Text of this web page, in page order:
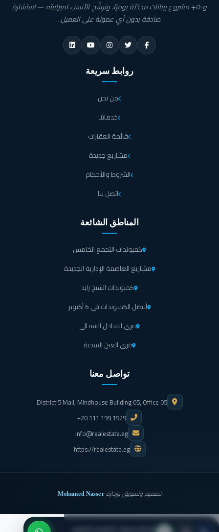
و٥٠٠+ مشروع ببيانات محدّثة يوميًا، ونرشّح الأنسب لميزانيته — استشارة
صادقة بدون أي عمولة على العميل.
روابط سريعة
من نحن
خدماتنا
قائمة العقارات
مشاريع جديدة
الشروط والأحكام
اتصل بنا
المناطق الشائعة
كمبوندات التجمع الخامس
مشاريع العاصمة الإدارية الجديدة
كمبوندات الشيخ زايد
أفضل الكمبوندات في 6 أكتوبر
قرى الساحل الشمالي
قرى العين السخنة
تواصل معنا
District 5 Mall, Mindhouse Building 05, Office 05
+20 111 199 1929
info@realestate.eg
https://realestate.eg
تصميم وتسويق وإدارةMohamed Nasser
شركة منصات للتطوير العقاري